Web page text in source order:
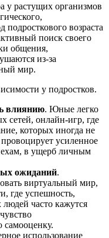
у растущих организмов
подросткового возраста
поиск своего
общения,
из-за
мир.
у подростков.
влиянию. Юные легко
сетей, онлайн-игр, где
которых иногда не
усиленное
в ущерб личным
ожиданий.
виртуальный мир,
где успешность,
часто кажутся
использование